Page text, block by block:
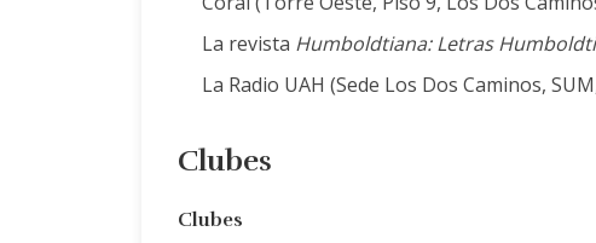
La revista Humboldtiana: Letras
La Radio UAH (Sede Los Dos Caminos,
Clubes
Clubes